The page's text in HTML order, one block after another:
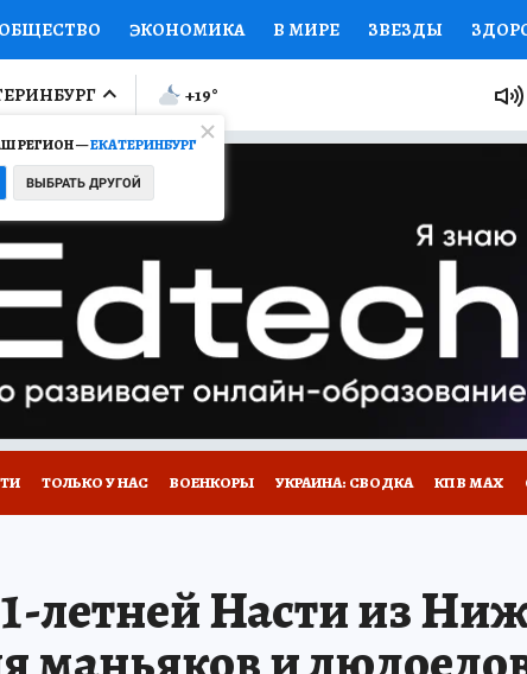
ОБЩЕСТВО ЭКОНОМИКА В МИРЕ ЗВЕЗДЫ
ПРОИСШЕСТВИЯ НАЦИОНАЛЬНЫЕ ПРОЕКТЫ
МИР Я ЗНАЮ СЕМЬЯ ЖЕНСКИЕ СЕКРЕТЫ
СЕРИАЛЫ
КОНКУРСЫ ГИД
РЕГИОН —ЕКАТЕРИНБУРГ
ВЫБРАТЬ ДРУГОЙ
+19°
ТОЛЬКО У НАС ВОЕНКОРЫ УКРАИНА: СВОДКА КП В МАХ
летней Насти из